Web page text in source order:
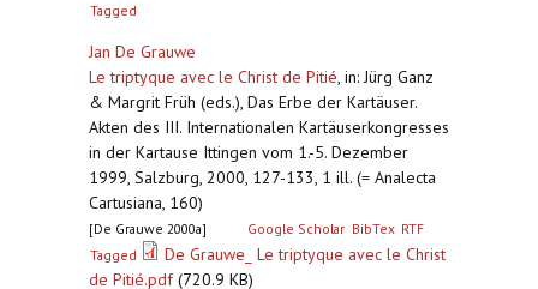
Tagged
Jan De Grauwe
Le triptyque avec le Christ de Pitié, in: Jürg Ganz
& Margrit Früh (eds.), Das Erbe der Kartäuser.
Akten des III. Internationalen Kartäuserkongresses
in der Kartause Ittingen vom 1.-5. Dezember
1999, Salzburg, 2000, 127-133, 1 ill. (= Analecta
Cartusiana, 160)
[De Grauwe 2000a] Google Scholar BibTex RTF
Tagged
De Grauwe_ Le triptyque avec le Christ
de Pitié.pdf(720.9 KB)